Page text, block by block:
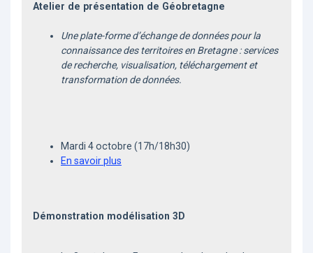
Atelier de présentation de Géobretagne
Une plate-forme d’échange de données pour la
connaissance des territoires en Bretagne : services
de recherche, visualisation, téléchargement et
transformation de données.
Mardi 4 octobre (17h/18h30)
En savoir plus
Démonstration modélisation 3D